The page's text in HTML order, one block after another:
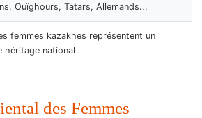
Ouïghours, Tatars, Allemands...
femmes kazakhes représentent un
héritage national
des Femmes